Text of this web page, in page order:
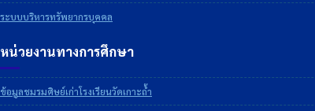
ระบบบริหารทรัพยากรบุคคล
หน่วยงานทางการศึกษา
ข้อมูลชมรมศิษย์เก่าโรงเรียนวัดเกาะถ้ำ